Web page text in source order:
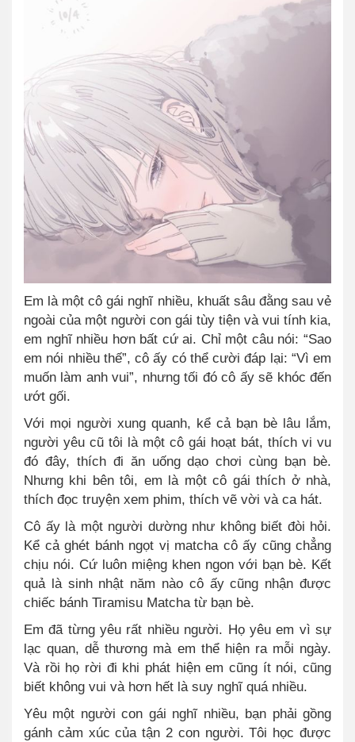
Em là một cô gái nghĩ nhiều, khuất sâu đằng sau vẻ
ngoài của một người con gái tùy tiện và vui tính kia,
em nghĩ nhiều hơn bất cứ ai. Chỉ một câu nói: “Sao
em nói nhiều thế”, cô ấy có thể cười đáp lại: “Vì em
muốn làm anh vui”, nhưng tối đó cô ấy sẽ khóc đến
ướt gối.
Với mọi người xung quanh, kể cả bạn bè lâu lắm,
người yêu cũ tôi là một cô gái hoạt bát, thích vi vu
đó đây, thích đi ăn uống dạo chơi cùng bạn bè.
Nhưng khi bên tôi, em là một cô gái thích ở nhà,
thích đọc truyện xem phim, thích vẽ vời và ca hát.
Cô ấy là một người dường như không biết đòi hỏi.
Kể cả ghét bánh ngọt vị matcha cô ấy cũng chẳng
chịu nói. Cứ luôn miệng khen ngon với bạn bè. Kết
quả là sinh nhật năm nào cô ấy cũng nhận được
chiếc bánh Tiramisu Matcha từ bạn bè.
Em đã từng yêu rất nhiều người. Họ yêu em vì sự
lạc quan, dễ thương mà em thể hiện ra mỗi ngày.
Và rồi họ rời đi khi phát hiện em cũng ít nói, cũng
biết không vui và hơn hết là suy nghĩ quánhiều.
Yêu một người con gái nghĩ nhiều, bạn phải gồng
gánh cảm xúc của tận 2 con người. Tôi học được